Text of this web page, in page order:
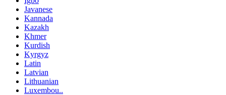
Javanese
Kannada
Kazakh
Khmer
Kurdish
Kyrgyz
Latin
Latvian
Lithuanian
Luxembou..